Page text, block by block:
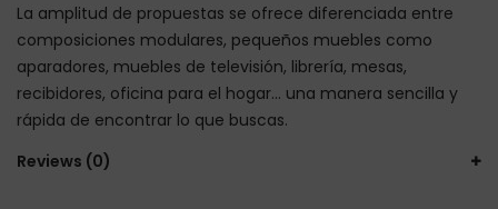
La amplitud de propuestas se ofrece diferenciada entre
composiciones modulares, pequeños muebles como
aparadores, muebles de televisión, librería, mesas,
recibidores, oficina para el hogar… una manera sencilla y
rápida de encontrar lo que buscas.
Reviews (0)